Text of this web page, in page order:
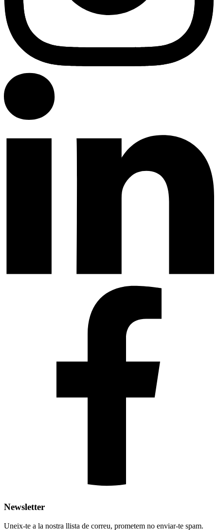
Newsletter
Uneix-te a la nostra llista de correu, prometem no enviar-te spam.